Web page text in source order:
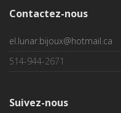
Contactez-nous
el.lunar.bijoux@hotmail.ca
514-944-2671
Suivez-nous